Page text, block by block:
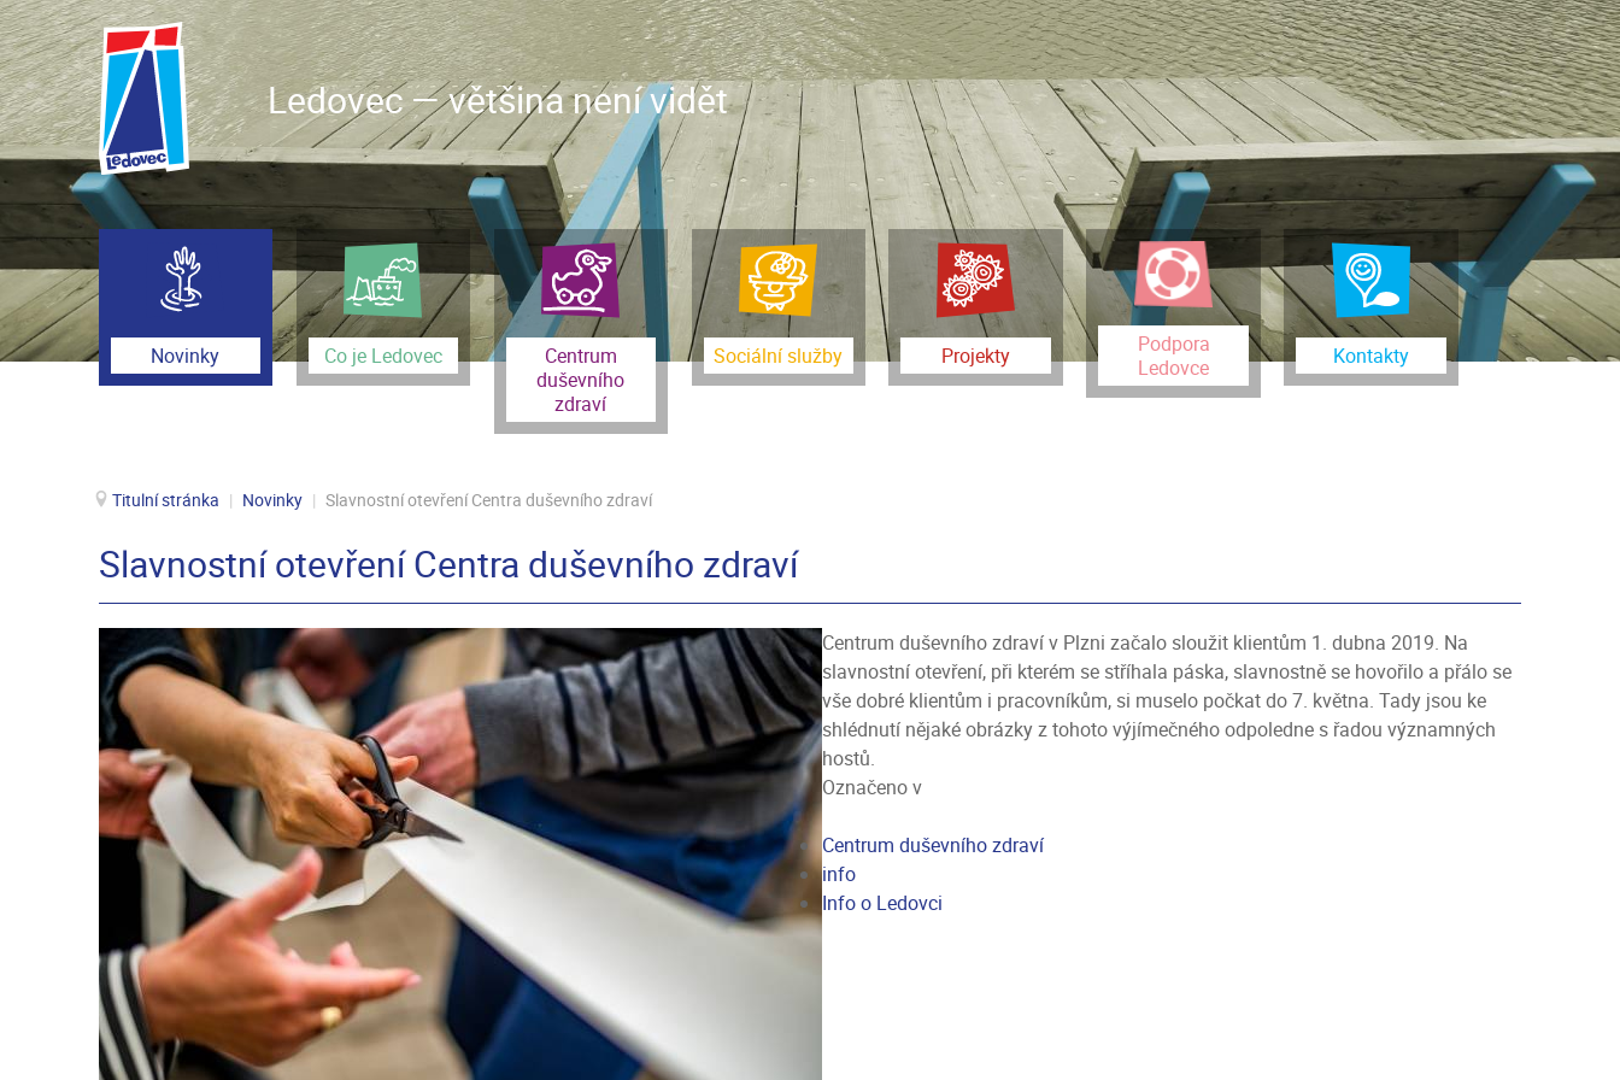
Ledovec — většina není vidět
Novinky Co je Ledovec
Centrum
duševního
zdraví
Sociální služby Projekty
Podpora
Ledovce
Kontakty
Titulní stránka | Novinky | Slavnostní otevření Centra duševního zdraví
Slavnostní otevření Centra duševního zdraví
Centrum duševního zdraví v Plzni začalo sloužit klientům 1. dubna 2019. Na
slavnostní otevření, při kterém se stříhala páska, slavnostně se hovořilo a přálo se
vše dobré klientům i pracovníkům, si muselo počkat do 7. května. Tady jsou ke
shlédnutí nějaké obrázky z tohoto výjímečného odpoledne s řadou významných
hostů.
Označeno v
Centrum duševního zdraví
info
Info o Ledovci